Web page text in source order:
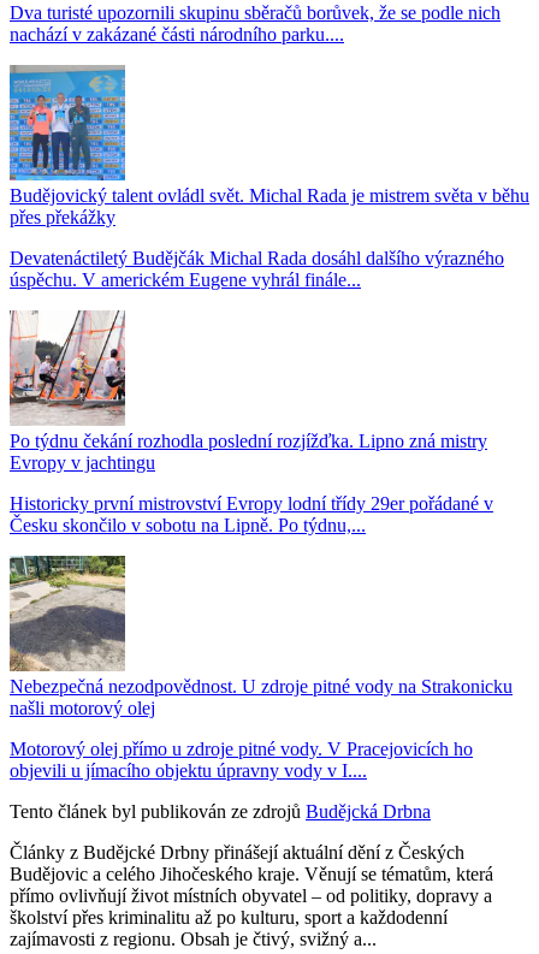
Dva turisté upozornili skupinu sběračů borůvek, že se podle nich
nachází v zakázané části národního parku....
Budějovický talent ovládl svět. Michal Rada je mistrem světa v běhu
přes překážky
Devatenáctiletý Budějčák Michal Rada dosáhl dalšího výrazného
úspěchu. V americkém Eugene vyhrál finále...
Po týdnu čekání rozhodla poslední rozjížďka. Lipno zná mistry
Evropy v jachtingu
Historicky první mistrovství Evropy lodní třídy 29er pořádané v
Česku skončilo v sobotu na Lipně. Po týdnu,...
Nebezpečná nezodpovědnost. U zdroje pitné vody na Strakonicku
našli motorový olej
Motorový olej přímo u zdroje pitné vody. V Pracejovicích ho
objevili u jímacího objektu úpravny vody v I....
Tento článek byl publikován ze zdrojů Budějcká Drbna
Články z Budějcké Drbny přinášejí aktuální dění z Českých
Budějovic a celého Jihočeského kraje. Věnují se tématům, která
přímo ovlivňují život místních obyvatel – od politiky, dopravy a
školství přes kriminalitu až po kulturu, sport a každodenní
zajímavosti z regionu. Obsah je čtivý, svižný a...